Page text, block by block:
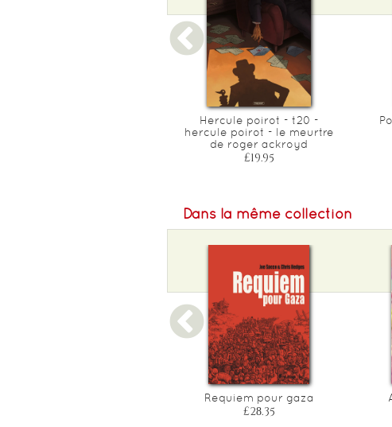
Hercule poirot - t20 -
hercule poirot - le meurtre
de roger ackroyd
£19.95
Dans la même collection
Requiem pour gaza
£28.35